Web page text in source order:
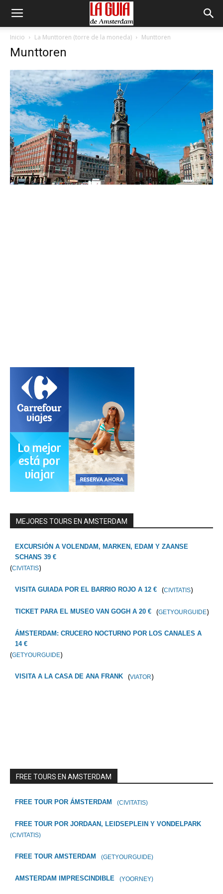
Inicio La Munttoren (torre de la moneda) Munttoren
Munttoren
MEJORES TOURS EN AMSTERDAM
EXCURSIÓN A VOLENDAM, MARKEN, EDAM Y ZAANSE
SCHANS 39 €
(CIVITATIS)
VISITA GUIADA POR EL BARRIO ROJO A 12 € (CIVITATIS)
TICKET PARA EL MUSEO VAN GOGH A 20 € (GETYOURGUIDE)
ÁMSTERDAM: CRUCERO NOCTURNO POR LOS CANALES A
14 €
(GETYOURGUIDE)
VISITA A LA CASA DE ANA FRANK (VIATOR)
FREE TOURS EN AMSTERDAM
FREE TOUR POR ÁMSTERDAM (CIVITATIS)
FREE TOUR POR JORDAAN, LEIDSEPLEIN Y VONDELPARK
(CIVITATIS)
FREE TOUR AMSTERDAM (GETYOURGUIDE)
AMSTERDAM IMPRESCINDIBLE (YOORNEY)